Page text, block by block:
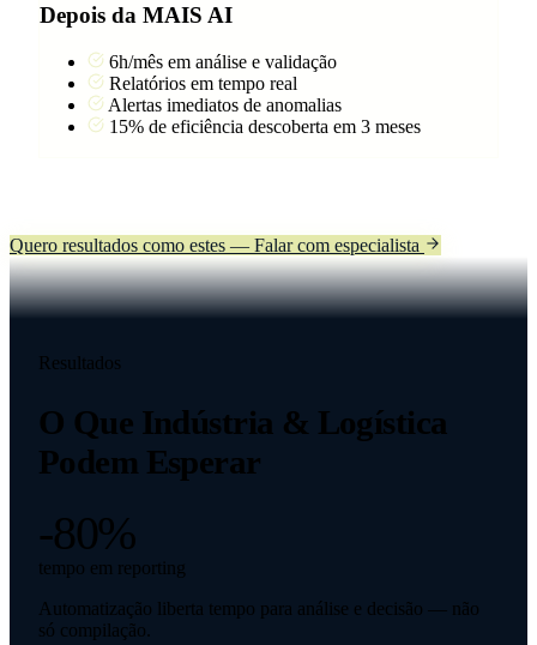
Depois da MAIS AI
6h/mês em análise e validação
Relatórios em tempo real
Alertas imediatos de anomalias
15% de eficiência descoberta em 3 meses
Quero resultados como estes — Falar com especialista
Resultados
O Que Indústria & Logística
Podem Esperar
-80%
tempo em reporting
Automatização liberta tempo para análise e decisão — não
só compilação.